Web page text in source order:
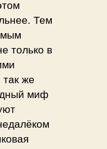
Тем
только в
же
миф